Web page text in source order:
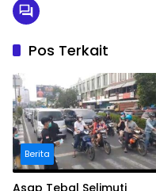
Pos Terkait
Berita
Asap Tebal Selimuti